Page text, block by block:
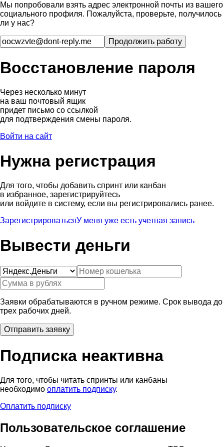
Мы попробовали взять адрес электронной почты из вашего
социального профиля. Пожалуйста, проверьте, получилось
ли у нас?
Восстановление пароля
Через несколько минут
на ваш почтовый ящик
придет письмо со ссылкой
для подтверждения смены пароля.
Войти на сайт
Нужна регистрация
Для того, чтобы добавить спринт или канбан
в избранное, зарегистрируйтесь
или войдите в систему, если вы регистрировались ранее.
ЗарегистрироватьсяУ меня уже есть учетная запись
Вывести деньги
Заявки обрабатываются в ручном режиме. Срок вывода до
трех рабочих дней.
Подписка неактивна
Для того, чтобы читать спринты или канбаны
необходимо оплатить подписку.
Оплатить подписку
Пользовательское соглашение